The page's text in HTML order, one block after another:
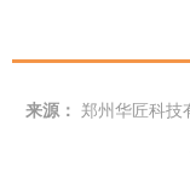
来源： 郑州华匠科技